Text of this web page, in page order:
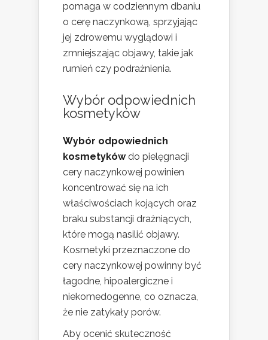
pomaga w codziennym dbaniu
o cerę naczynkową, sprzyjając
jej zdrowemu wyglądowi i
zmniejszając objawy, takie jak
rumień czy podrażnienia.
Wybór odpowiednich
kosmetyków
Wybór odpowiednich
kosmetykówdo pielęgnacji
cery naczynkowej powinien
koncentrować się na ich
właściwościach kojących oraz
braku substancji drażniących,
które mogą nasilić objawy.
Kosmetyki przeznaczone do
cery naczynkowej powinny być
łagodne, hipoalergiczne i
niekomedogenne, co oznacza,
że nie zatykały porów.
Aby ocenić skuteczność